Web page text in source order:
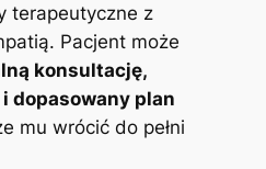
terapeutyczne z
Pacjent może
konsultację,
dopasowany plan
mu wrócić do pełni